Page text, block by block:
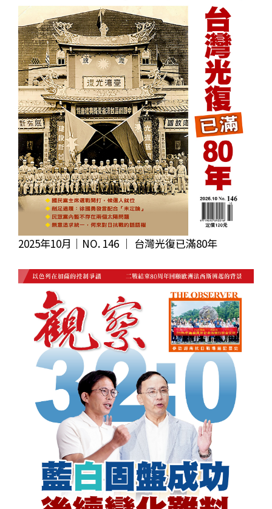
2025年10月｜NO. 146 │ 台灣光復已滿80年